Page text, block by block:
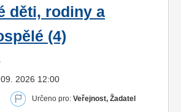
děti, rodiny a
(4)
2026 12:00
Určeno pro: Veřejnost, Žadatel